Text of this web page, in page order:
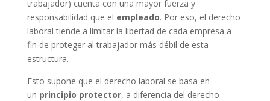
trabajador) cuenta con una mayor fuerza y
responsabilidad que el empleado. Por eso, el derecho
laboral tiende a limitar la libertad de cada empresa a
fin de proteger al trabajador más débil de esta
estructura.
Esto supone que el derecho laboral se basa en
un principio protector, a diferencia del derecho